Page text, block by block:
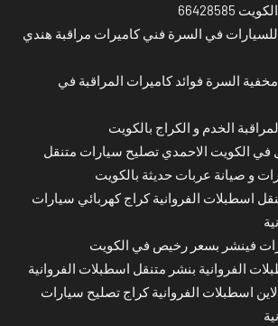
66428585
في السرة فني كاميرات مراقبة هندي
السرة فوائد كاميرات المراقبة في
الخدم و الكراج بالكويت
في الكويت الاحمدي تصليح سيارات متنقل
و صيانة عربات حديثة بالكويت
اسطبلات الفروانية كراج كهربائي سيارات
فينشر بسعر رخيص في الكويت
الفروانية بنشر متنقل اسطبلات الفروانية
اسطبلات الفروانية كراج تصليح سيارات